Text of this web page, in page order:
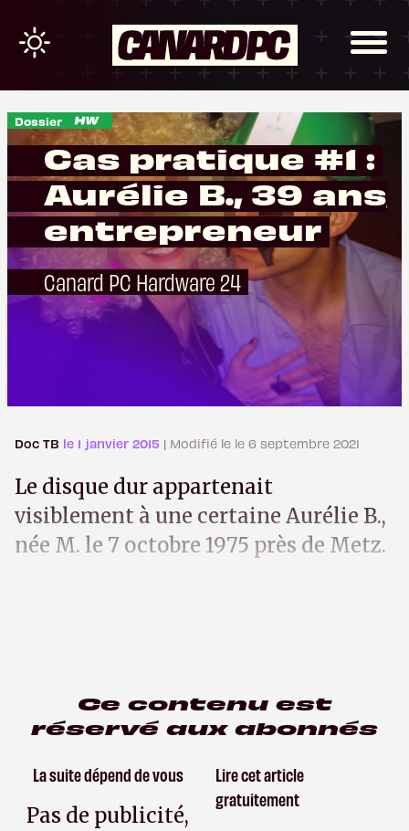
Dossier
Cas pratique #1 :
Aurélie B., 39 ans,
entrepreneur
Canard PC Hardware 24
Doc TB le 1 janvier 2015 | Modifié le le 6 septembre 2021
Le disque dur appartenait
visiblement à une certaine Aurélie B.,
née M. le 7 octobre 1975 près de Metz.
Ce contenu est
réservé aux abonnés
La suite dépend de vous
Pas de publicité,
Lire cet article
gratuitement